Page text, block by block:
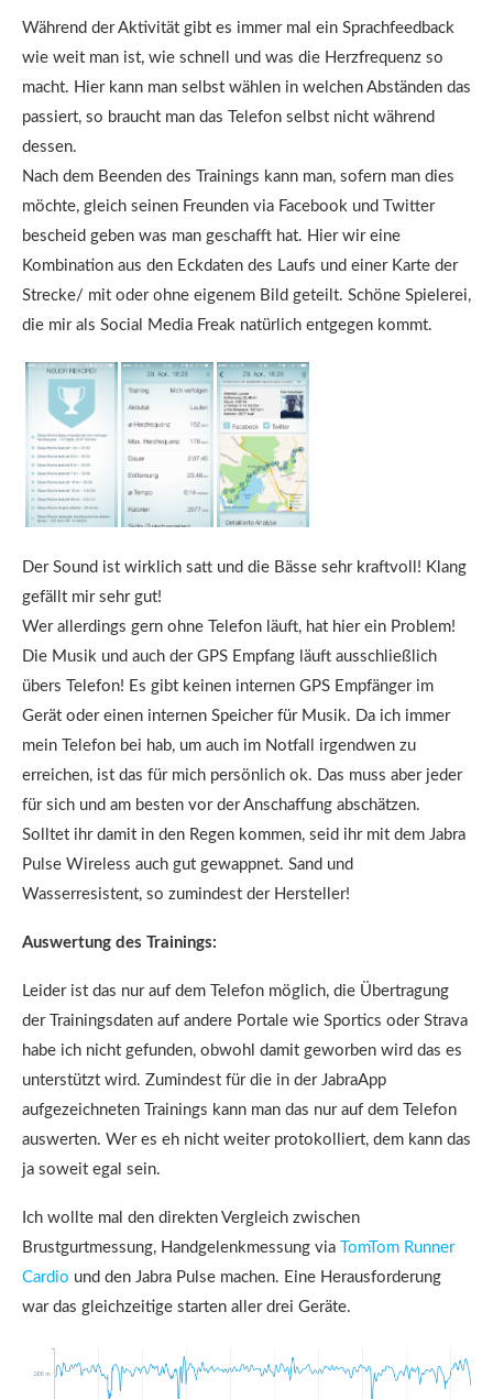
Während der Aktivität gibt es immer mal ein Sprachfeedback
wie weit man ist, wie schnell und was die Herzfrequenz so
macht. Hier kann man selbst wählen in welchen Abständen das
passiert, so braucht man das Telefon selbst nicht während
dessen.
Nach dem Beenden des Trainings kann man, sofern man dies
möchte, gleich seinen Freunden via Facebook und Twitter
bescheid geben was man geschafft hat. Hier wir eine
Kombination aus den Eckdaten des Laufs und einer Karte der
Strecke/ mit oder ohne eigenem Bild geteilt. Schöne Spielerei,
die mir als Social Media Freak natürlich entgegen kommt.
Der Sound ist wirklich satt und die Bässe sehr kraftvoll! Klang
gefällt mir sehr gut!
Wer allerdings gern ohne Telefon läuft, hat hier ein Problem!
Die Musik und auch der GPS Empfang läuft ausschließlich
übers Telefon! Es gibt keinen internen GPS Empfänger im
Gerät oder einen internen Speicher für Musik. Da ich immer
mein Telefon bei hab, um auch im Notfall irgendwen zu
erreichen, ist das für mich persönlich ok. Das muss aber jeder
für sich und am besten vor der Anschaffung abschätzen.
Solltet ihr damit in den Regen kommen, seid ihr mit dem Jabra
Pulse Wireless auch gut gewappnet. Sand und
Wasserresistent, so zumindest der Hersteller!
Auswertung des Trainings:
Leider ist das nur auf dem Telefon möglich, die Übertragung
der Trainingsdaten auf andere Portale wie Sportics oder Strava
habe ich nicht gefunden, obwohl damit geworben wird das es
unterstützt wird. Zumindest für die in der JabraApp
aufgezeichneten Trainings kann man das nur auf dem Telefon
auswerten. Wer es eh nicht weiter protokolliert, dem kann das
ja soweit egal sein.
Ich wollte mal den direkten Vergleich zwischen
Brustgurtmessung, Handgelenkmessung via
TomTom Runner
Cardio und den Jabra Pulse machen. Eine Herausforderung
war das gleichzeitige starten aller drei Geräte.